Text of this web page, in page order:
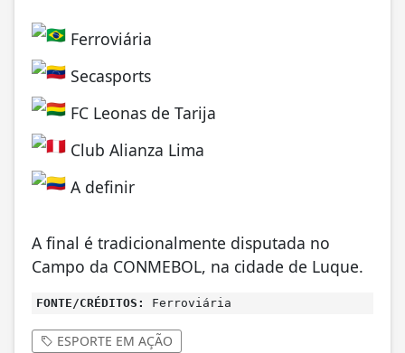
Ferroviária
Secasports
FC Leonas de Tarija
Club Alianza Lima
A definir
A final é tradicionalmente disputada no
Campo da CONMEBOL, na cidade de Luque.
FONTE/CRÉDITOS: Ferroviária
ESPORTE EM AÇÃO